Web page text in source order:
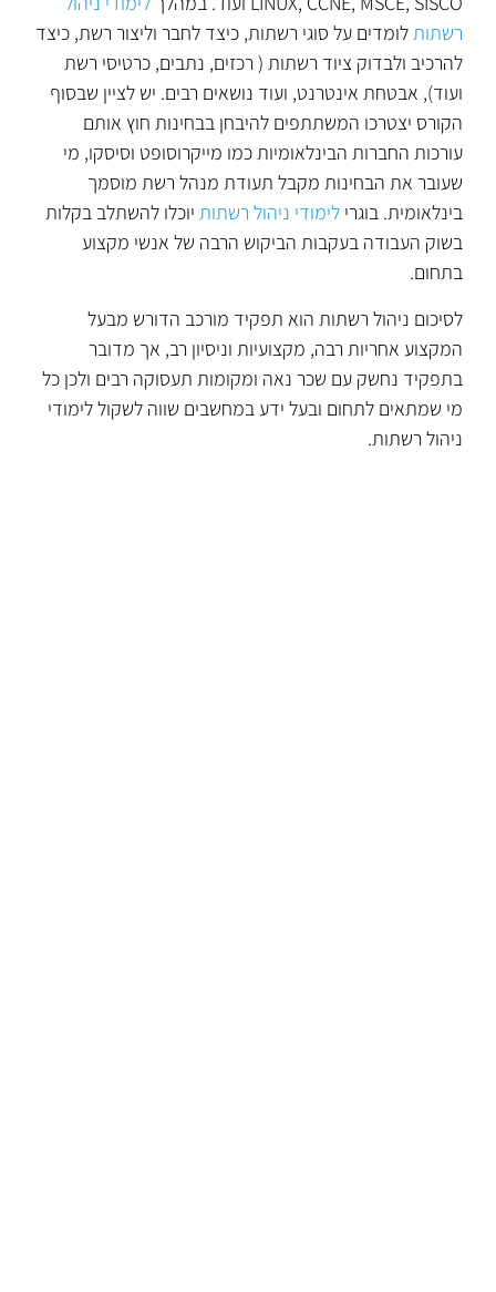
רשתותלומדים על סוגי רשתות, כיצד לחבר וליצור רשת, כיצד
להרכיב ולבדוק ציוד רשתות ( רכזים, נתבים, כרטיסי רשת
ועוד), אבטחת אינטרנט, ועוד נושאים רבים. יש לציין שבסוף
הקורס יצטרכו המשתתפים להיבחן בבחינות חוץ אותם
עורכות החברות הבינלאומיות כמו מייקרוסופט וסיסקו, מי
שעובר את הבחינות מקבל תעודת מנהל רשת מוסמך
בינלאומית. בוגרי לימודי ניהול רשתות יוכלו להשתלב בקלות
בשוק העבודה בעקבות הביקוש הרבה של אנשי מקצוע
בתחום.
לסיכום ניהול רשתות הוא תפקיד מורכב הדורש מבעל
המקצוע אחריות רבה, מקצועיות וניסיון רב, אך מדובר
בתפקיד נחשק עם שכר נאה ומקומות תעסוקה רבים ולכן כל
מי שמתאים לתחום ובעל ידע במחשבים שווה לשקול לימודי
ניהול רשתות.